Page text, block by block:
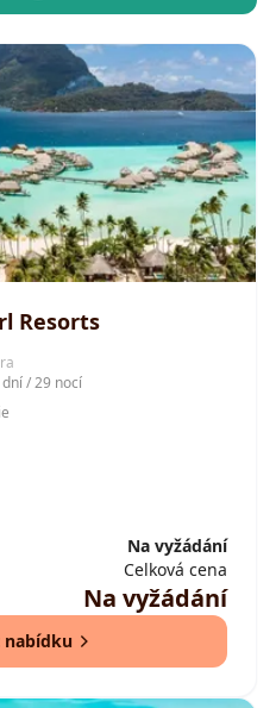
Resorts
/ 29 nocí
Na vyžádání
Celková cena
Na vyžádání
nabídku